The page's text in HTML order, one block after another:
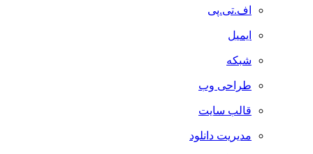
اف.تی.پی
ایمیل
شبکه
طراحی وب
قالب سایت
مدیریت دانلود